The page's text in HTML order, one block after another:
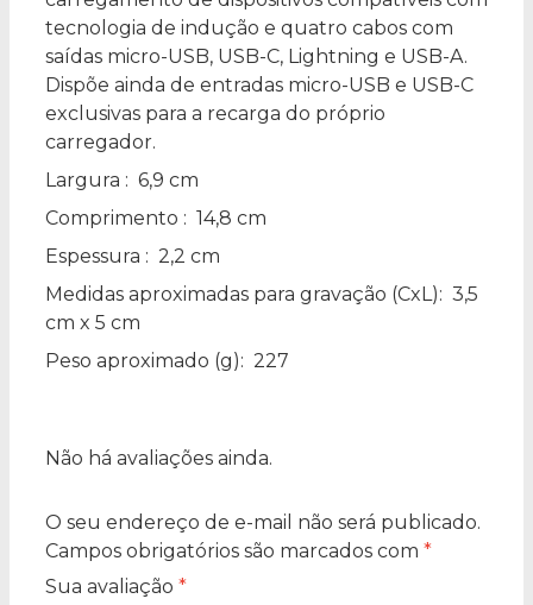
tecnologia de indução e quatro cabos com
saídas micro-USB, USB-C, Lightning e USB-A.
Dispõe ainda de entradas micro-USB e USB-C
exclusivas para a recarga do próprio
carregador.
Largura : 6,9 cm
Comprimento : 14,8 cm
Espessura : 2,2 cm
Medidas aproximadas para gravação (CxL): 3,5
cm x 5 cm
Peso aproximado (g): 227
Não há avaliações ainda.
O seu endereço de e-mail não será publicado.
Campos obrigatórios são marcados com *
Sua avaliação *